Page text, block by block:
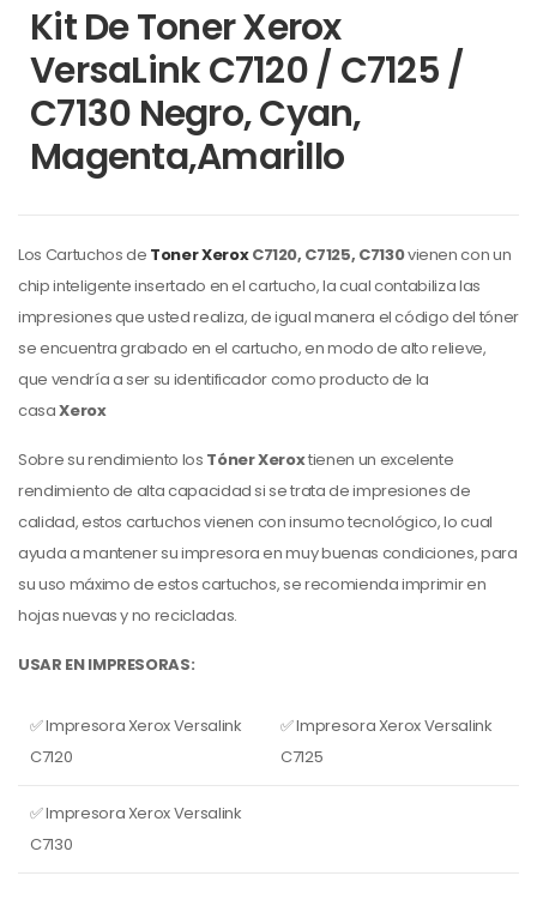
Kit De Toner Xerox
VersaLink C7120 / C7125 /
C7130 Negro, Cyan,
Magenta,Amarillo
Los Cartuchos de Toner XeroxC7120, C7125, C7130vienen con un
chip inteligente insertado en el cartucho, la cual contabiliza las
impresiones que usted realiza, de igual manera el código del tóner
se encuentra grabado en el cartucho, en modo de alto relieve,
que vendría a ser su identificador como producto de la
casaXerox
Sobre su rendimiento los Tóner Xeroxtienen un excelente
rendimiento de alta capacidad si se trata de impresiones de
calidad, estos cartuchos vienen con insumo tecnológico, lo cual
ayuda a mantener su impresora en muy buenas condiciones, para
su uso máximo de estos cartuchos, se recomienda imprimir en
hojas nuevas y no recicladas.
USAR EN IMPRESORAS:
✅ Impresora Xerox Versalink
C7120
✅ Impresora Xerox Versalink
C7125
✅ Impresora Xerox Versalink
C7130